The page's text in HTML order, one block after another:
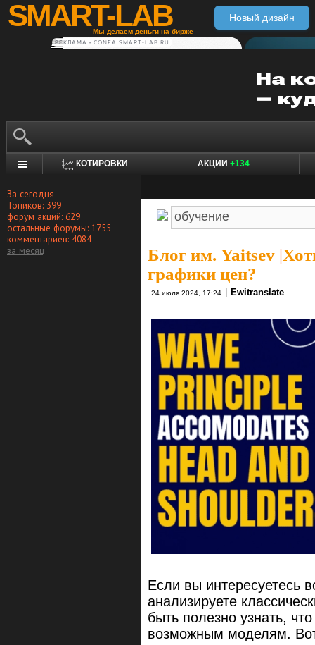
SMART-LAB
Мы делаем деньги на бирже
Новый дизайн
РЕКЛАМА • CONFA.SMART-LAB.RU
КОТИРОВКИ АКЦИИ +134
За сегодня
Топиков: 399
форум акций: 629
остальные форумы: 1755
комментариев: 4084
за месяц
Блог им. Yaitsev |
графики цен?
24 июля 2024, 17:24 Ewitranslate
Если вы интересуетесь
анализируете
быть полезно узнать,
возможным моделям.